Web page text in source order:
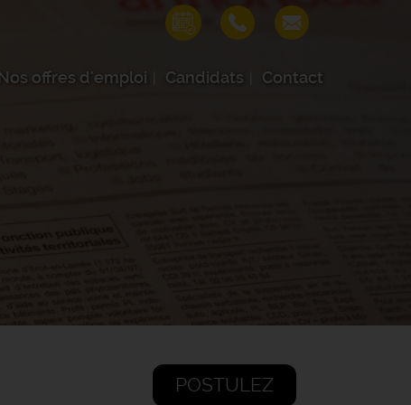
Nos offres d'emploi Candidats Contact
POSTULEZ